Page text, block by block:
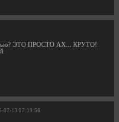
ЭТО ПРОСТО АХ... КРУТО!
07-13 07:19:56